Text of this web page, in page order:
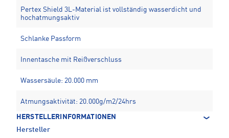
Pertex Shield 3L-Material ist vollständig wasserdicht und
hochatmungsaktiv
Schlanke Passform
Innentasche mit Reißverschluss
Wassersäule: 20.000 mm
Atmungsaktivität: 20.000g/m2/24hrs
HERSTELLERINFORMATIONEN
Hersteller